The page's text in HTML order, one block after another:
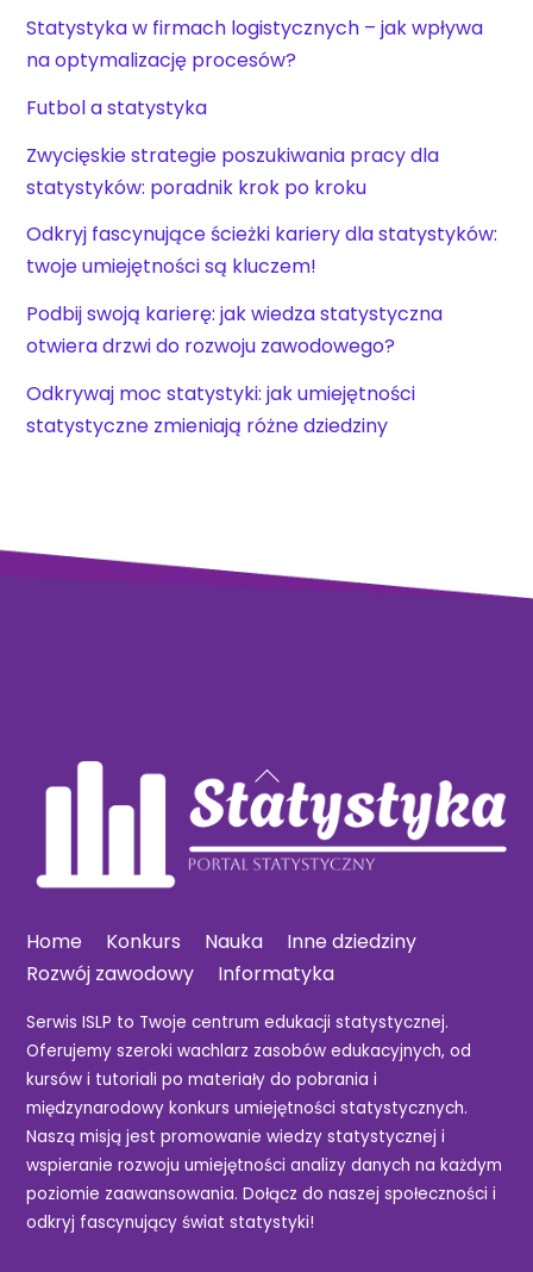
Statystyka w firmach logistycznych – jak wpływa
na optymalizację procesów?
Futbol a statystyka
Zwycięskie strategie poszukiwania pracy dla
statystyków: poradnik krok po kroku
Odkryj fascynujące ścieżki kariery dla statystyków:
twoje umiejętności są kluczem!
Podbij swoją karierę: jak wiedza statystyczna
otwiera drzwi do rozwoju zawodowego?
Odkrywaj moc statystyki: jak umiejętności
statystyczne zmieniają różne dziedziny
Back
To
Top
Home Konkurs Nauka
Inne dziedziny
Rozwój zawodowy
Informatyka
Serwis ISLP to Twoje centrum edukacji statystycznej.
Oferujemy szeroki wachlarz zasobów edukacyjnych, od
kursów i tutoriali po materiały do pobrania i
międzynarodowy konkurs umiejętności statystycznych.
Naszą misją jest promowanie wiedzy statystycznej i
wspieranie rozwoju umiejętności analizy danych na każdym
poziomie zaawansowania. Dołącz do naszej społeczności i
odkryj fascynujący świat statystyki!